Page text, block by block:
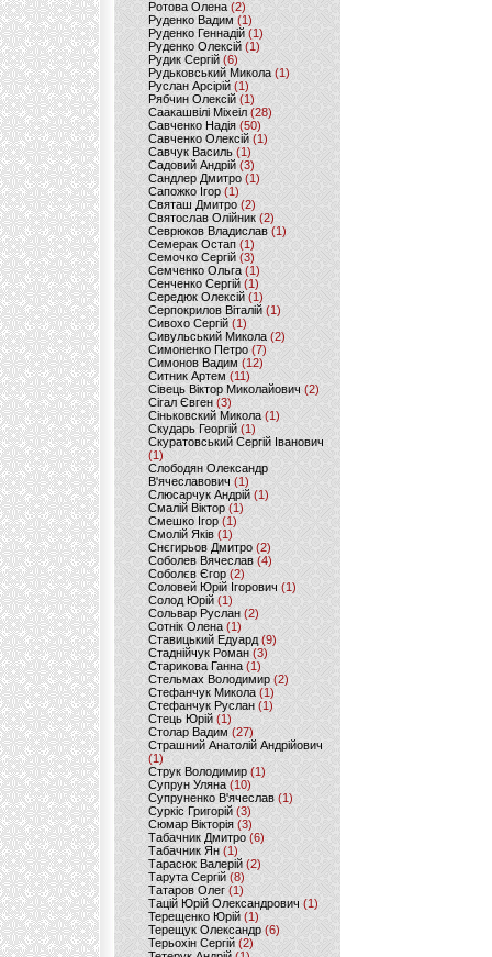
Ротова Олена(2)
Руденко Вадим (1)
Руденко Геннадій (1)
Руденко Олексій(1)
Рудик Сергій(6)
Рудьковський Микола (1)
Руслан Арсірій(1)
Рябчин Олексій (1)
Саакашвілі Міхеіл(28)
Савченко Надія (50)
Савченко Олексій(1)
Савчук Василь (1)
Садовий Андрій (3)
Сандлер Дмитро(1)
Сапожко Ігор(1)
Святаш Дмитро (2)
Святослав Олійник (2)
Севрюков Владислав (1)
Семерак Остап (1)
Семочко Сергій (3)
Семченко Ольга (1)
Сенченко Сергій(1)
Середюк Олексій(1)
Серпокрилов Віталій(1)
Сивохо Сергій(1)
Сивульський Микола(2)
Симоненко Петро(7)
Симонов Вадим (12)
Ситник Артем(11)
Сівець Віктор Миколайович(2)
Сігал Євген (3)
Сіньковский Микола(1)
Скударь Георгій (1)
Скуратовський Сергій Іванович
(1)
Слободян Олександр
В'ячеславович(1)
Слюсарчук Андрій(1)
Смалій Віктор (1)
Смешко Ігор (1)
Смолій Яків (1)
Снєгирьов Дмитро (2)
Соболев Вячеслав (4)
Соболєв Єгор(2)
Соловей Юрій Ігорович (1)
Солод Юрій (1)
Сольвар Руслан (2)
Сотнік Олена(1)
Ставицький Едуард (9)
Стаднійчук Роман(3)
Старикова Ганна (1)
Стельмах Володимир(2)
Стефанчук Микола (1)
Стефанчук Руслан (1)
Стець Юрій (1)
Столар Вадим(27)
Страшний Анатолій Андрійович
(1)
Струк Володимир (1)
Супрун Уляна (10)
Супруненко В'ячеслав (1)
Суркіс Григорій (3)
Сюмар Вікторія (3)
Табачник Дмитро (6)
Табачник Ян(1)
Тарасюк Валерій (2)
Тарута Сергій (8)
Татаров Олег(1)
Тацій Юрій Олександрович(1)
Терещенко Юрій(1)
Терещук Олександр(6)
Терьохін Сергій (2)